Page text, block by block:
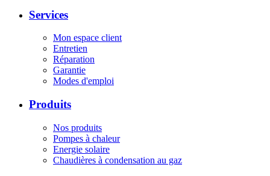
Services
Mon espace client
Entretien
Réparation
Garantie
Modes d'emploi
Produits
Nos produits
Pompes à chaleur
Energie solaire
Chaudières à condensation au gaz